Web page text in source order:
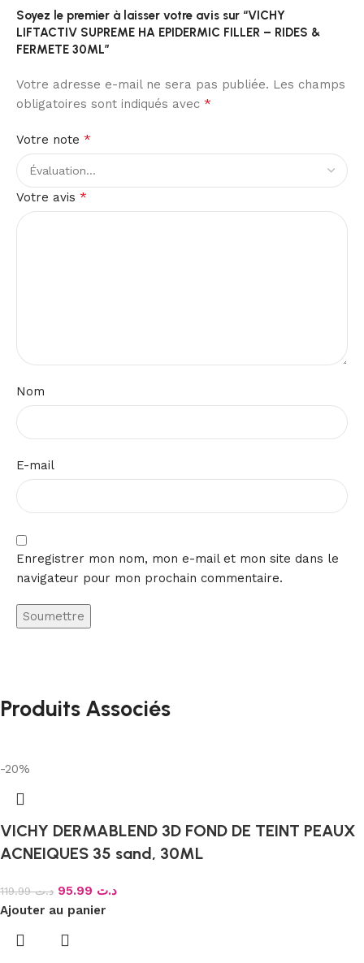
Soyez le premier à laisser votre avis sur “VICHY
LIFTACTIV SUPREME HA EPIDERMIC FILLER – RIDES &
FERMETE 30ML”
Votre adresse e-mail ne sera pas publiée. Les champs
obligatoires sont indiqués avec *
Votre note *
Votre avis *
Nom
E-mail
Enregistrer mon nom, mon e-mail et mon site dans le
navigateur pour mon prochain commentaire.
Produits Associés
-20%
VICHY DERMABLEND 3D FOND DE TEINT PEAUX
ACNEIQUES 35 sand, 30ML
د.ت119.99 د.ت
Ajouter au panier